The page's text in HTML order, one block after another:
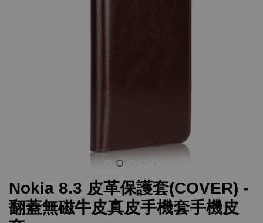
Nokia 8.3 皮革保護套(COVER) -
翻蓋無磁牛皮真皮手機套手機皮